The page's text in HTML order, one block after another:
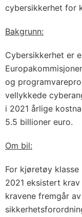
cybersikkerhet for
Bakgrunn:
Cybersikkerhet er
og
vellykkede
i 2021 årlige
5.5 billioner euro.
Om bil:
For kjøretøy
2021 eksistert
kravene fremgår